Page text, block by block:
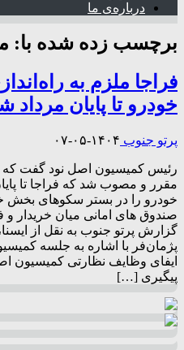
درباره‌ی ما
برچسب زده شده با:
فراجا ملزم به
خودرو تا پایان مرداد
پرتو جنوب ۱۴۰۴-۰۵-۰۷
رئیس کمیسیون اصل نود گفت
مقرر و مصوب شد که فراجا تا
خودرو را در بستر سکوهای بخش
صندوق های امانی میان خریدار و
گزارش پرتو جنوب به نقل از
پژمان‌فر با اشاره به جلسه
پیگیری […]